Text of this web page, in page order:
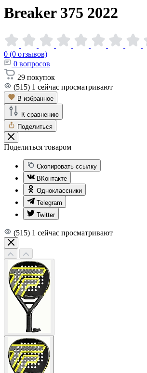
Breaker 375 2022
0 (0 отзывов)
0 вопросов
29 покупок
(515) 1 сейчас просматривают
В избранное
К сравнению
Поделиться
Поделиться товаром
Скопировать ссылку
ВКонтакте
Одноклассники
Telegram
Twitter
(515) 1 сейчас просматривают